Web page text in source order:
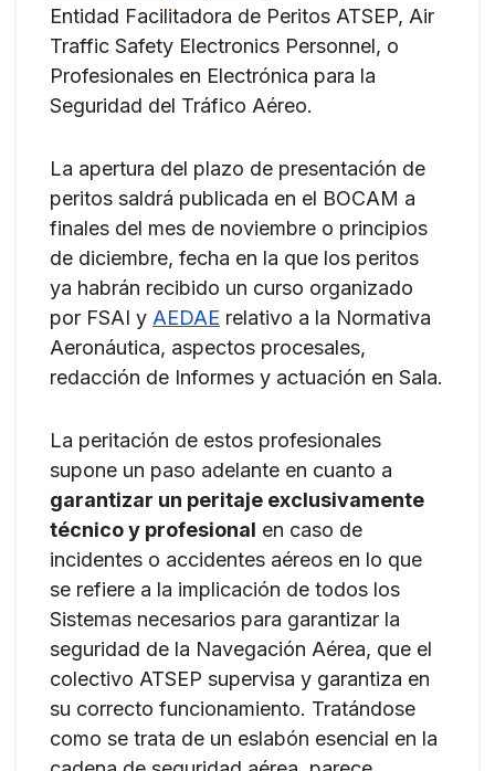
Entidad Facilitadora de Peritos ATSEP, Air
Traffic Safety Electronics Personnel, o
Profesionales en Electrónica para la
Seguridad del Tráfico Aéreo.
La apertura del plazo de presentación de
peritos saldrá publicada en el BOCAM a
finales del mes de noviembre o principios
de diciembre, fecha en la que los peritos
ya habrán recibido un curso organizado
por FSAI y AEDAE relativo a la Normativa
Aeronáutica, aspectos procesales,
redacción de Informes y actuación en Sala.
La peritación de estos profesionales
supone un paso adelante en cuanto a
garantizar un peritaje exclusivamente
técnico y profesional en caso de
incidentes o accidentes aéreos en lo que
se refiere a la implicación de todos los
Sistemas necesarios para garantizar la
seguridad de la Navegación Aérea, que el
colectivo ATSEP supervisa y garantiza en
su correcto funcionamiento. Tratándose
como se trata de un eslabón esencial en la